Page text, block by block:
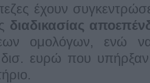
έχουν
διαδικασίας
ομολόγων, ενώ να
ευρώ που υπήρξαν